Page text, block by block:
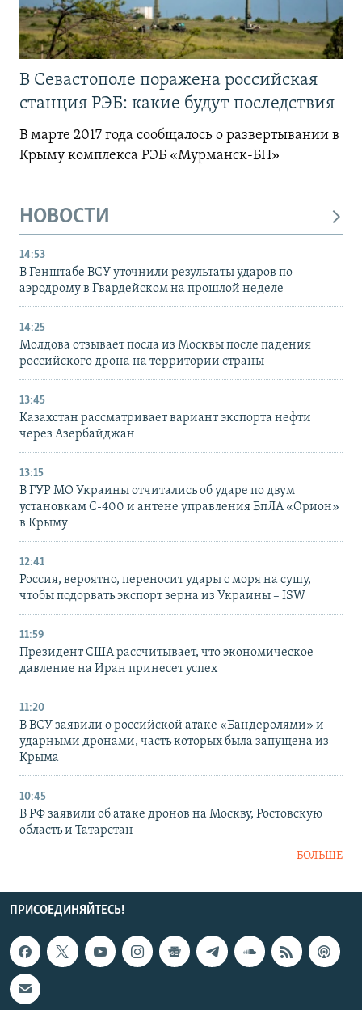
В Севастополе поражена российская
станция РЭБ: какие будут последствия
В марте 2017 года сообщалось о развертывании в
Крыму комплекса РЭБ «Мурманск-БН»
НОВОСТИ
14:53
В Генштабе ВСУ уточнили результаты ударов по
аэродрому в Гвардейском на прошлой неделе
14:25
Молдова отзывает посла из Москвы после падения
российского дрона на территории страны
13:45
Казахстан рассматривает вариант экспорта нефти
через Азербайджан
13:15
В ГУР МО Украины отчитались об ударе по двум
установкам С-400 и антене управления БпЛА «Орион»
в Крыму
12:41
Россия, вероятно, переносит удары с моря на сушу,
чтобы подорвать экспорт зерна из Украины – ISW
11:59
Президент США рассчитывает, что экономическое
давление на Иран принесет успех
11:20
В ВСУ заявили о российской атаке «Бандеролями» и
ударными дронами, часть которых была запущена из
Крыма
10:45
В РФ заявили об атаке дронов на Москву, Ростовскую
область и Татарстан
БОЛЬШЕ
ПРИСОЕДИНЯЙТЕСЬ!